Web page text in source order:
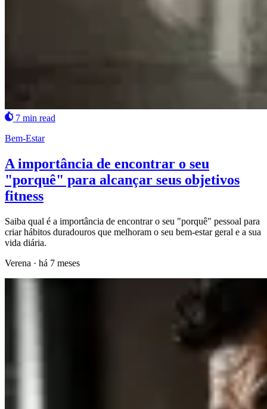
7 min read
Bem-Estar
A importância de encontrar o seu
"porquê" para alcançar seus objetivos
fitness
Saiba qual é a importância de encontrar o seu "porquê" pessoal para
criar hábitos duradouros que melhoram o seu bem-estar geral e a sua
vida diária.
Verena · há 7 meses